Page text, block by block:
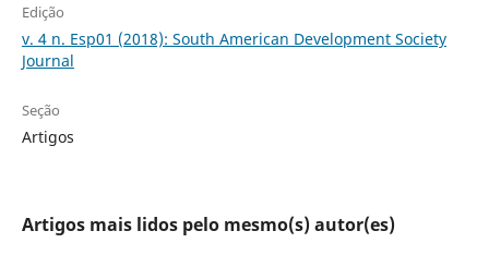
Edição
v. 4 n. Esp01 (2018): South American Development Society
Journal
Seção
Artigos
Artigos mais lidos pelo mesmo(s) autor(es)